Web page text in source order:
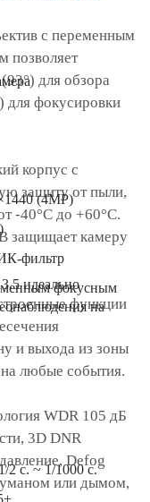
с переменным
позволяет
для обзора
для фокусировки
корпус с
защиту от пыли,
-40°C до +60°C.
защищает камеру
функции
и выхода из зоны
любые события.
WDR 105 дБ
3D DNR
Defog
или дымом,
(4MP)
фильтр
фокусным
2 с. ~ 1/1000 с.
идеально
на